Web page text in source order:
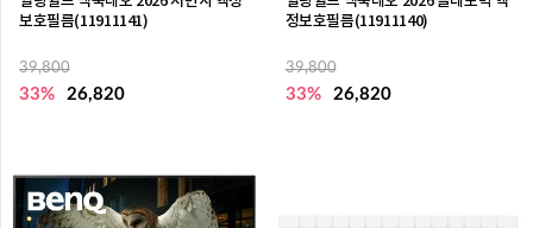
보호필름(11911141)
39,800
33% 26,820
정보호필름(11911140)
39,800
33% 26,820